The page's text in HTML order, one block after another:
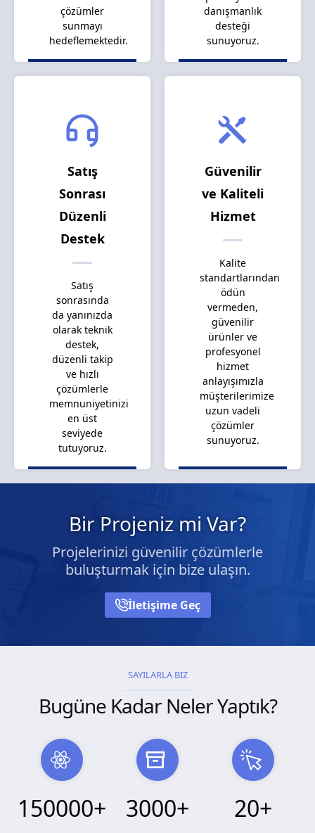
çözümler
sunmayı
hedeflemektedir.
danışmanlık
desteği
sunuyoruz.
Satış
Sonrası
Düzenli
Destek
Satış
sonrasında
da yanınızda
olarak teknik
destek,
düzenli takip
ve hızlı
çözümlerle
memnuniyetinizi
en üst
seviyede
tutuyoruz.
Güvenilir
ve Kaliteli
Hizmet
Kalite
standartlarından
ödün
vermeden,
güvenilir
ürünler ve
profesyonel
hizmet
anlayışımızla
müşterilerimize
uzun vadeli
çözümler
sunuyoruz.
Bir Projeniz mi Var?
Projelerinizi güvenilir çözümlerle
buluşturmak için bize ulaşın.
İletişime Geç
SAYILARLA BİZ
Bugüne Kadar Neler Yaptık?
150000+ 3000+ 20+